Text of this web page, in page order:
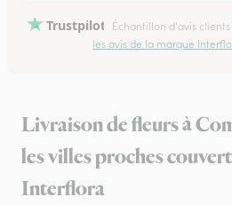
Trustpilot Échantillon d'avis
les avis de la marque
Livraison de fleurs à
les villes proches
Interflora